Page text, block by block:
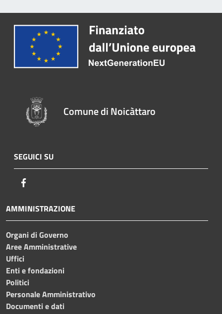
Comune di Noicàttaro
SEGUICI SU
AMMINISTRAZIONE
Organi di Governo
Aree Amministrative
Uffici
Enti e fondazioni
Politici
Personale Amministrativo
Documenti e dati